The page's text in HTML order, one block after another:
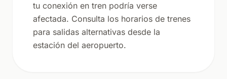
tu conexión en tren podría verse
afectada. Consulta los horarios de trenes
para salidas alternativas desde la
estación del aeropuerto.